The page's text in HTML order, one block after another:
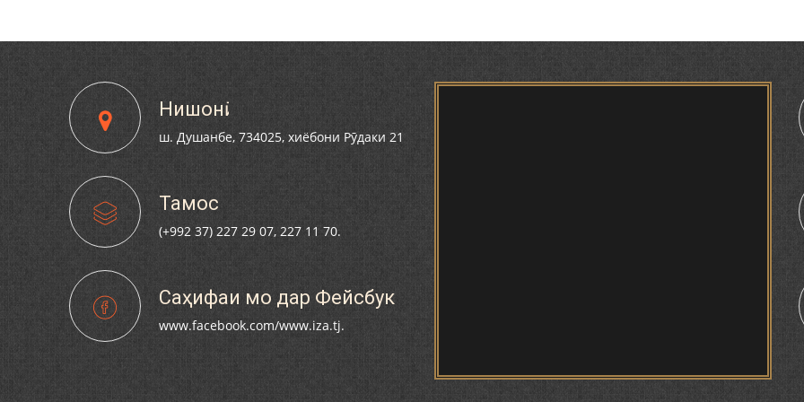
«БОРОНХОҲӢ» ДАР БАЙНИ ТОҶИКОН РӮЗИИ
АҲМАД.
Нишонӣ
ш. Душанбе, 734025, хиёбони Рӯдаки 21
Тамос
(+992 37) 227 29 07, 227 11 70.
Саҳифаи мо дар Фейсбук
www.facebook.com/www.iza.tj.